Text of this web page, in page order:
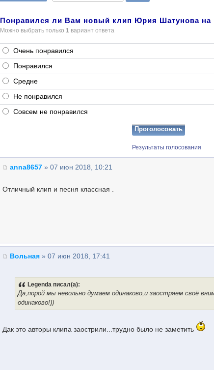
Понравился ли Вам новый клип Юрия Шатунова на
Можно выбрать только 1 вариант ответа
Очень понравился
Понравился
Средне
Не понравился
Совсем не понравился
Результаты голосования
anna8657 » 07 июн 2018, 10:21
Отличный клип и песня классная .
Вольная » 07 июн 2018, 17:41
Legenda писал(а):
Да,порой мы невольно думаем одинаково,и заостряем своё
одинаково!))
Дак это авторы клипа заострили...трудно было не заметить